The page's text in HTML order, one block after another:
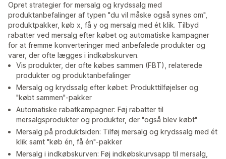
Opret strategier for mersalg og krydssalg med
produktanbefalinger af typen "du vil måske også synes om",
produktpakker, køb x, få y og mersalg med ét klik. Tilbyd
rabatter ved mersalg efter købet og automatiske kampagner
for at fremme konverteringer med anbefalede produkter og
varer, der ofte lægges i indkøbskurven.
Vis produkter, der ofte købes sammen (FBT), relaterede
produkter og produktanbefalinger
Mersalg og krydssalg efter købet: Produkttilføjelser og
"købt sammen"-pakker
Automatiske rabatkampagner: Føj rabatter til
mersalgsprodukter og produkter, der "også blev købt"
Mersalg på produktsiden: Tilføj mersalg og krydssalg med ét
klik samt "køb én, få én"-pakker
Mersalg i indkøbskurven: Føj indkøbskurvsapp til mersalg,